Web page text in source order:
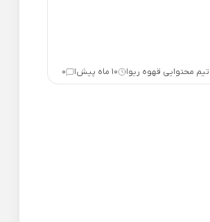
تیم محتوایی قهوه ریو | 10 ماه پیش |
0